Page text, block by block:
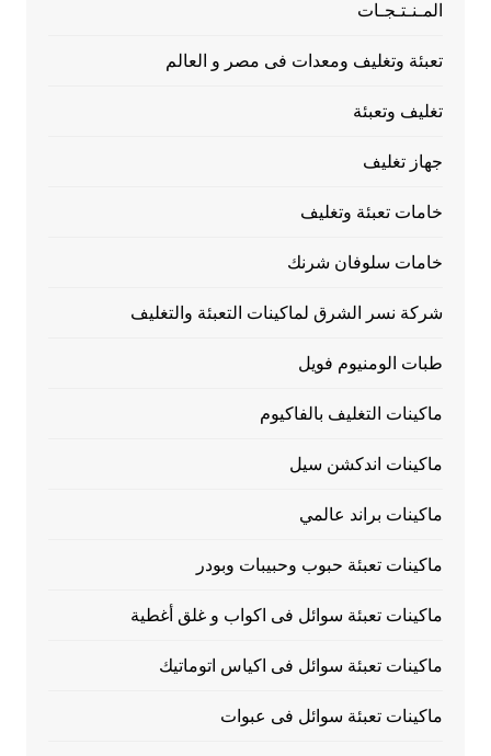
المـنـتـجـات
تعبئة وتغليف ومعدات فى مصر و العالم
تغليف وتعبئة
جهاز تغليف
خامات تعبئة وتغليف
خامات سلوفان شرنك
شركة نسر الشرق لماكينات التعبئة والتغليف
طبات الومنيوم فويل
ماكينات التغليف بالفاكيوم
ماكينات اندكشن سيل
ماكينات براند عالمي
ماكينات تعبئة حبوب وحبيبات وبودر
ماكينات تعبئة سوائل فى اكواب و غلق أغطية
ماكينات تعبئة سوائل فى اكياس اتوماتيك
ماكينات تعبئة سوائل فى عبوات